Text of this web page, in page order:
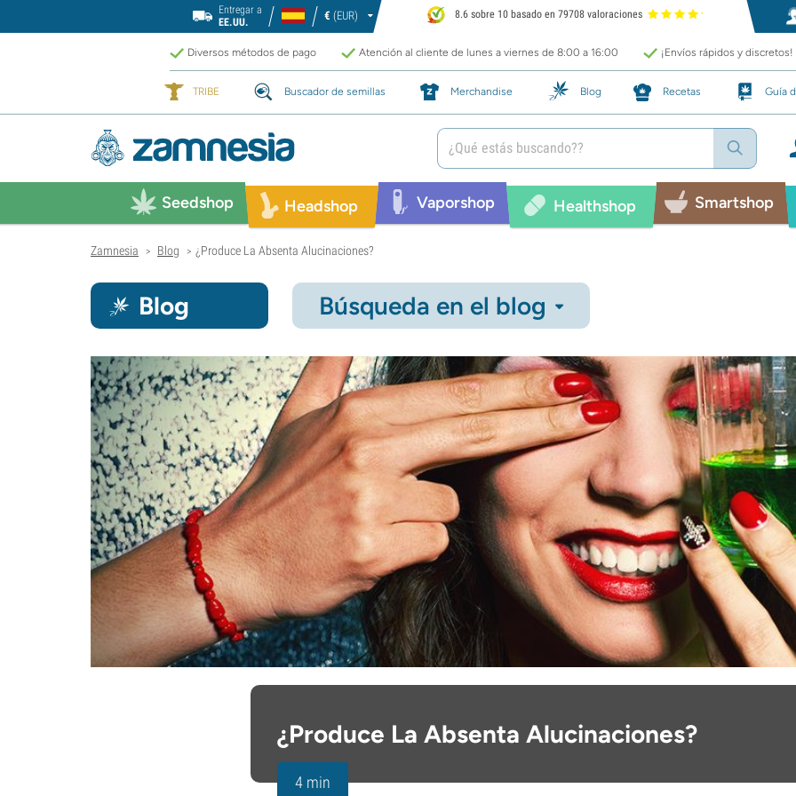
Entregar a
EE.UU.
€ (EUR) 8.6 sobre 10 basado en 79708 valoraciones
Diversos métodos de pago Atención al cliente de lunes a viernes de 8:00 a 16:00 ¡Envíos rápidos y discretos!
TRIBE Buscador de semillas Merchandise Blog Recetas Guía
Seedshop Headshop Vaporshop Healthshop Smartshop
Zamnesia > Blog > ¿Produce La Absenta Alucinaciones?
Blog Búsqueda en el blog
¿Produce La Absenta Alucinaciones?
4 min